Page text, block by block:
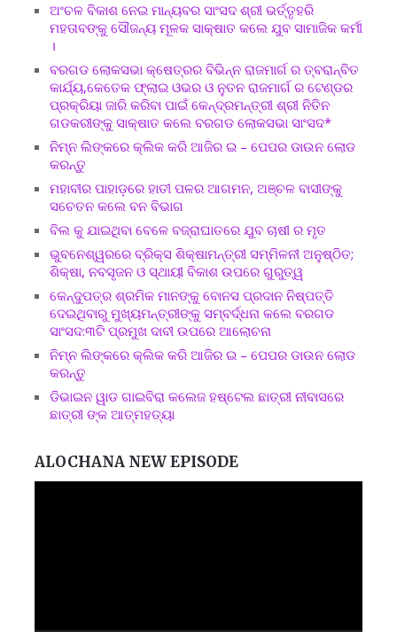
ଅଂଚଳ ବିକାଶ ନେଇ ମାନ୍ୟବର ସାଂସଦ ଶ୍ରୀ ଭର୍ତ୍ତୃହରି
ମହତାବଙ୍କୁ ସୌଜନ୍ୟ ମୂଳକ ସାକ୍ଷାତ କଲେ ଯୁବ ସାମାଜିକ କର୍ମୀ
।
ବରଗଡ ଲୋକସଭା କ୍ଷେତ୍ରର ବିଭିନ୍ନ ରାଜମାର୍ଗ ର ତ୍ବରାନ୍ବିତ
କାର୍ଯ୍ୟ,କେତେକ ଫ୍ଲାଇ ଓଭର ଓ ନୁତନ ରାଜମାର୍ଗ ର ଟେଣ୍ଡର
ପ୍ରକ୍ରିୟା ଜାରି କରିବା ପାଇଁ କେନ୍ଦ୍ରମନ୍ତ୍ରୀ ଶ୍ରୀ ନିତିନ
ଗଡକରୀଙ୍କୁ ସାକ୍ଷାତ କଲେ ବରଗଡ ଲୋକସଭା ସାଂସଦ*
ନିମ୍ନ ଲିଙ୍କରେ କ୍ଲିକ କରି ଆଜିର ଇ – ପେପର ଡାଉନ ଲୋଡ
କରନ୍ତୁ
ମହାବୀର ପାହାଡ଼ରେ ହାତୀ ପଳର ଆଗମନ, ଅଞ୍ଚଳ ବାସୀଙ୍କୁ
ସଚେତନ କଲେ ବନ ବିଭାଗ
ବିଲ କୁ ଯାଇଥିବା ବେଳେ ବଜ୍ରାଘାତରେ ଯୁବ ଚାଷୀ ର ମୃତ
ଭୁବନେଶ୍ୱରରେ ବ୍ରିକ୍ସ ଶିକ୍ଷାମନ୍ତ୍ରୀ ସମ୍ମିଳନୀ ଅନୁଷ୍ଠିତ;
ଶିକ୍ଷା, ନବସୃଜନ ଓ ସ୍ଥାୟୀ ବିକାଶ ଉପରେ ଗୁରୁତ୍ୱ
କେନ୍ଦୁପତ୍ର ଶ୍ରମିକ ମାନଙ୍କୁ ବୋନସ ପ୍ରଦାନ ନିଷ୍ପତ୍ତି
ଦେଇଥିବାରୁ ମୁଖ୍ୟମନ୍ତ୍ରୀଙ୍କୁ ସମ୍ବର୍ଦ୍ଧନା କଲେ ବରଗଡ
ସାଂସଦ:୩ଟି ପ୍ରମୁଖ ଦାବୀ ଉପରେ ଆଲୋଚନା
ନିମ୍ନ ଲିଙ୍କରେ କ୍ଲିକ କରି ଆଜିର ଇ – ପେପର ଡାଉନ ଲୋଡ
କରନ୍ତୁ
ଡିଭାଇନ ୱାଡ ଗାଇବିରା କଲେଜ ହଷ୍ଟେଲ ଛାତ୍ରୀ ନୀବାସରେ
ଛାତ୍ରୀ ଙ୍କ ଆତ୍ମହତ୍ୟା
ALOCHANA NEW EPISODE